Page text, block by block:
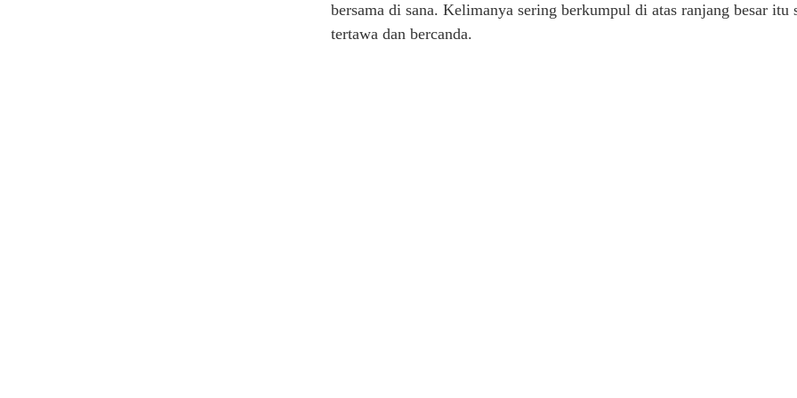
bersama di sana. Kelimanya sering berkumpul di atas ranjang besar itu
tertawa dan bercanda.